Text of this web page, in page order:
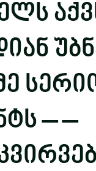
– –